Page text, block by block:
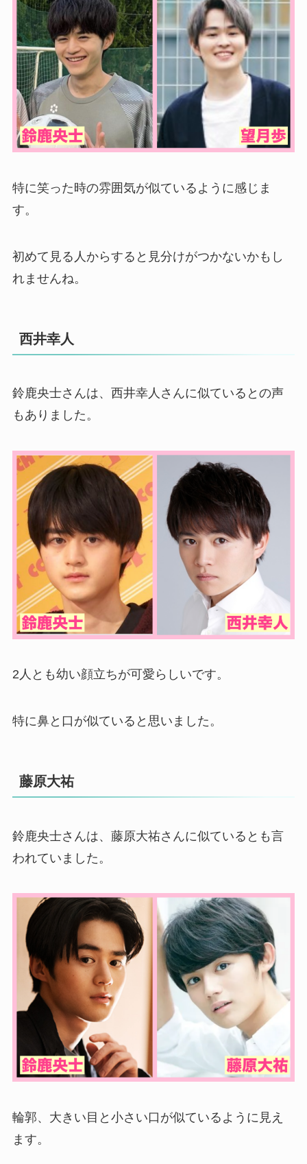
特に笑った時の雰囲気が似ているように感じま
す。
初めて見る人からすると見分けがつかないかもし
れませんね。
西井幸人
鈴鹿央士さんは、西井幸人さんに似ているとの声
もありました。
2人とも幼い顔立ちが可愛らしいです。
特に鼻と口が似ていると思いました。
藤原大祐
鈴鹿央士さんは、藤原大祐さんに似ているとも言
われていました。
輪郭、大きい目と小さい口が似ているように見え
ます。